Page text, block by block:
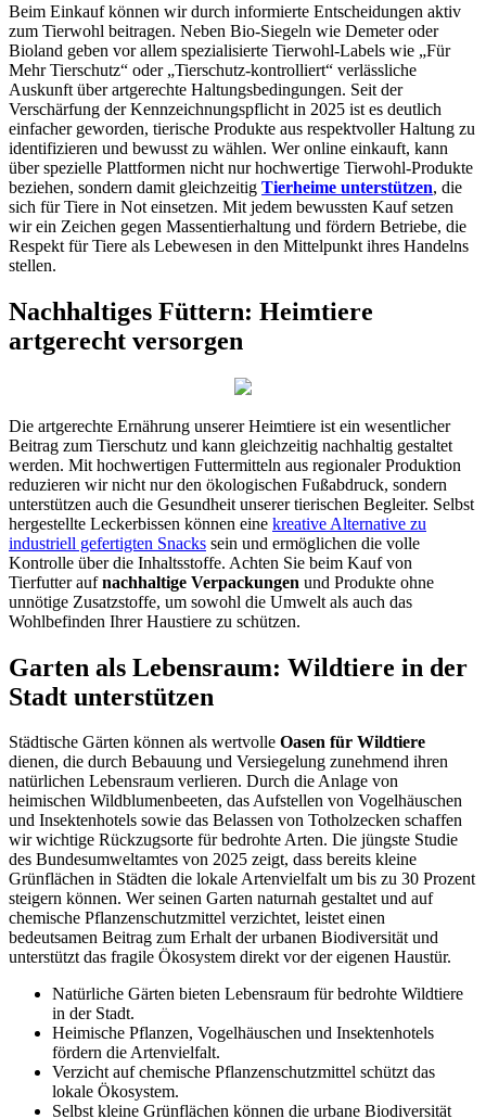
Beim Einkauf können wir durch informierte Entscheidungen aktiv
zum Tierwohl beitragen. Neben Bio-Siegeln wie Demeter oder
Bioland geben vor allem spezialisierte Tierwohl-Labels wie „Für
Mehr Tierschutz“ oder „Tierschutz-kontrolliert“ verlässliche
Auskunft über artgerechte Haltungsbedingungen. Seit der
Verschärfung der Kennzeichnungspflicht in 2025 ist es deutlich
einfacher geworden, tierische Produkte aus respektvoller Haltung zu
identifizieren und bewusst zu wählen. Wer online einkauft, kann
über spezielle Plattformen nicht nur hochwertige Tierwohl-Produkte
beziehen, sondern damit gleichzeitig Tierheime unterstützen, die
sich für Tiere in Not einsetzen. Mit jedem bewussten Kauf setzen
wir ein Zeichen gegen Massentierhaltung und fördern Betriebe, die
Respekt für Tiere als Lebewesen in den Mittelpunkt ihres Handelns
stellen.
Nachhaltiges Füttern: Heimtiere
artgerecht versorgen
Die artgerechte Ernährung unserer Heimtiere ist ein wesentlicher
Beitrag zum Tierschutz und kann gleichzeitig nachhaltig gestaltet
werden. Mit hochwertigen Futtermitteln aus regionaler Produktion
reduzieren wir nicht nur den ökologischen Fußabdruck, sondern
unterstützen auch die Gesundheit unserer tierischen Begleiter. Selbst
hergestellte Leckerbissen können eine kreative Alternative zu
industriell gefertigten Snacks sein und ermöglichen die volle
Kontrolle über die Inhaltsstoffe. Achten Sie beim Kauf von
Tierfutter aufnachhaltige Verpackungen und Produkte ohne
unnötige Zusatzstoffe, um sowohl die Umwelt als auch das
Wohlbefinden Ihrer Haustiere zu schützen.
Garten als Lebensraum: Wildtiere in der
Stadt unterstützen
Städtische Gärten können als wertvolle Oasen für Wildtiere
dienen, die durch Bebauung und Versiegelung zunehmend ihren
natürlichen Lebensraum verlieren. Durch die Anlage von
heimischen Wildblumenbeeten, das Aufstellen von Vogelhäuschen
und Insektenhotels sowie das Belassen von Totholzecken schaffen
wir wichtige Rückzugsorte für bedrohte Arten. Die jüngste Studie
des Bundesumweltamtes von 2025 zeigt, dass bereits kleine
Grünflächen in Städten die lokale Artenvielfalt um bis zu 30 Prozent
steigern können. Wer seinen Garten naturnah gestaltet und auf
chemische Pflanzenschutzmittel verzichtet, leistet einen
bedeutsamen Beitrag zum Erhalt der urbanen Biodiversität und
unterstützt das fragile Ökosystem direkt vor der eigenen Haustür.
Natürliche Gärten bieten Lebensraum für bedrohte Wildtiere
in der Stadt.
Heimische Pflanzen, Vogelhäuschen und Insektenhotels
fördern die Artenvielfalt.
Verzicht auf chemische Pflanzenschutzmittel schützt das
lokale Ökosystem.
Selbst kleine Grünflächen können die urbane Biodiversität